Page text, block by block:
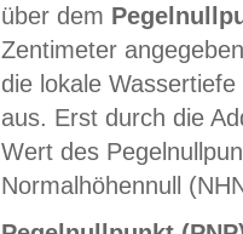
über dem
Zentimeter
die lokale
aus. Erst durch die
Wert des
Normalhöhennull